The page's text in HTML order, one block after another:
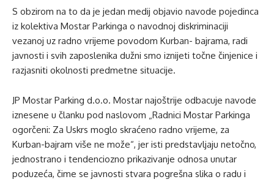
S obzirom na to da je jedan medij objavio navode pojedinca
iz kolektiva Mostar Parkinga o navodnoj diskriminaciji
vezanoj uz radno vrijeme povodom Kurban- bajrama, radi
javnosti i svih zaposlenika dužni smo iznijeti točne činjenice i
razjasniti okolnosti predmetne situacije.
JP Mostar Parking d.o.o. Mostar najoštrije odbacuje navode
iznesene u članku pod naslovom „Radnici Mostar Parkinga
ogorčeni: Za Uskrs moglo skraćeno radno vrijeme, za
Kurban-bajram više ne može“, jer isti predstavljaju netočno,
jednostrano i tendenciozno prikazivanje odnosa unutar
poduzeća, čime se javnosti stvara pogrešna slika o radu i